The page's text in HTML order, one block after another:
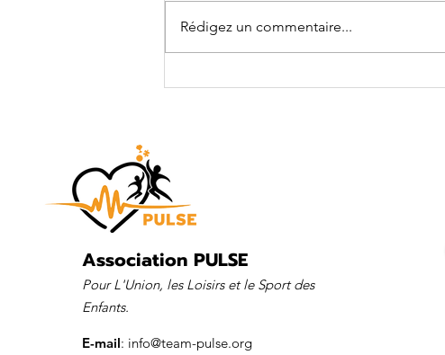
Tournoi de pétanque
Rédigez un commentaire...
Association PULSE
Pour L'Union, les Loisirs et le Sport des
Enfants.
E-mail: info@team-pulse.org